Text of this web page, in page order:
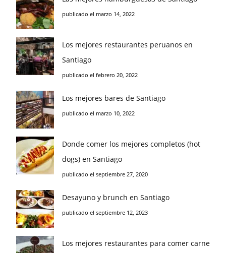
publicado el marzo 14, 2022
Los mejores restaurantes peruanos en
Santiago
publicado el febrero 20, 2022
Los mejores bares de Santiago
publicado el marzo 10, 2022
Donde comer los mejores completos (hot
dogs) en Santiago
publicado el septiembre 27, 2020
Desayuno y brunch en Santiago
publicado el septiembre 12, 2023
Los mejores restaurantes para comer carne